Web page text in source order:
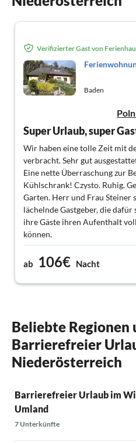
Verifizierter Gast von
Baden
Super Urlaub, super
Wir haben eine tolle Zeit mit
verbracht. Sehr gut
Eine nette Überraschung zur
Kühlschrank! Czysto. Ruhig.
Garten. Herr und Frau Steiner
lächelnde Gastgeber, die dafür
ihre Gäste ihren Aufenthalt
können.
ab 106€ Nacht
Beliebte
Barrierefreier
Niederösterreich
Barrierefreier Urlaub im
Umland
7 Unterkünfte